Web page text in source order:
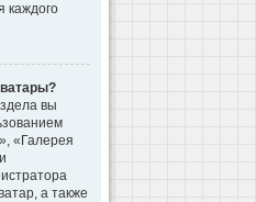
каждого
вы
«Галерея
а также